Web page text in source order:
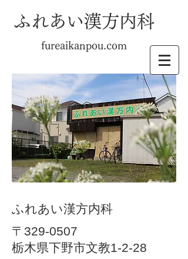
ふれあい漢方内科
fureaikanpou.com
ふれあい漢方内科
〒329-0507
栃木県下野市文教1-2-28